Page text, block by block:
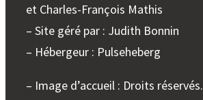
et Charles-François Mathis
– Site géré par : Judith Bonnin
– Hébergeur : Pulseheberg
– Image d’accueil : Droits réservés.